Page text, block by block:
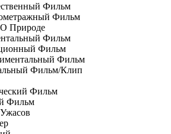
Фильм
Фильм
Природе
Фильм
Фильм
Фильм
Фильм/Клип
Фильм
Фильм